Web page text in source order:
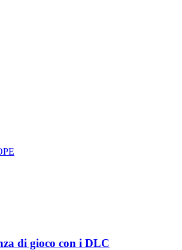
di gioco con i DLC